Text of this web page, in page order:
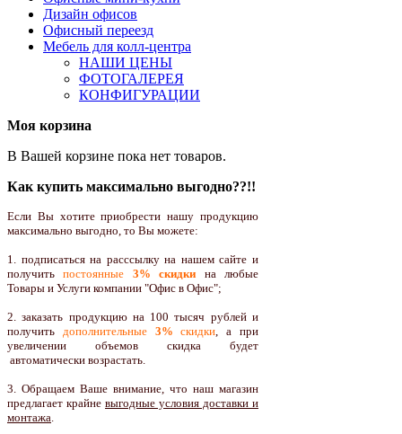
Дизайн офисов
Офисный переезд
Мебель для колл-центра
НАШИ ЦЕНЫ
ФОТОГАЛЕРЕЯ
КОНФИГУРАЦИИ
Моя корзина
В Вашей корзине пока нет товаров.
Как купить максимально выгодно??!!
Если Вы хотите приобрести нашу продукцию
максимально выгодно, то Вы можете:
1. подписаться на расссылку на нашем сайте и
получитьпостоянные 3% скидки на любые
Товары и Услуги компании "Офис в Офис";
2. заказать продукцию на 100 тысяч рублей и
получить дополнительные3% скидки, а при
увеличении объемов скидка будет
автоматически возрастать.
3. Обращаем Ваше внимание, что наш магазин
предлагает крайне выгодные условия доставки и
монтажа.